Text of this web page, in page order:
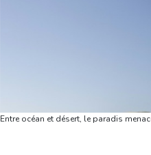
Entre océan et désert, le paradis